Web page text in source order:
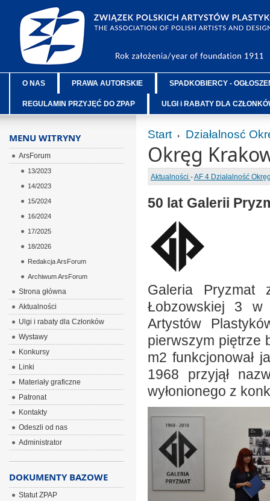
O NAS PRAWA AUTORSKIE SPADKOBIERCY -
REGULAMIN PRZYJĘĆ DO ZPAP ULGI i RABATY DLA
Start Działalnosć
Okręg
Aktualności -AF 4 Działalność
50 lat Galerii
Galeria Pryzmat
Łobzowskiej 3 w
Artystów
pierwszym piętrze
m2 funkcjonował
1968 przyjął
wyłonionego z
MENU WITRYNY
ArsForum
13/2023
14/2023
15/2024
16/2024
17/2025
18/2026
Redakcja ArsForum
Archiwum ArsForum
Strona główna
Aktualności
Ulgi i rabaty dla Członków
Wystawy
Konkursy
Linki
Materiały graficzne
Patronat
Kontakty
Odeszli od nas
Administrator
DOKUMENTY BAZOWE
Statut ZPAP